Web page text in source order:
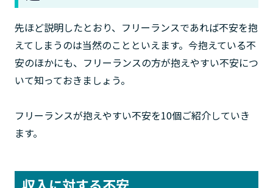
先ほど説明したとおり、フリーランスであれば不安を抱
えてしまうのは当然のことといえます。今抱えている不
安のほかにも、フリーランスの方が抱えやすい不安につ
いて知っておきましょう。
フリーランスが抱えやすい不安を10個ご紹介していき
ます。